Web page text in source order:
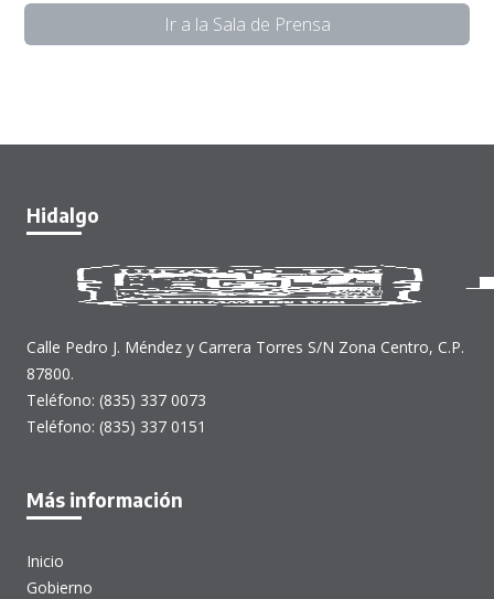
Ir a la Sala de Prensa
Hidalgo
Calle Pedro J. Méndez y Carrera Torres S/N Zona Centro, C.P.
87800.
Teléfono: (835) 337 0073
Teléfono: (835) 337 0151
Más información
Inicio
Gobierno